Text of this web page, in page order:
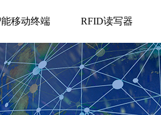
移动终端 RFID读写器